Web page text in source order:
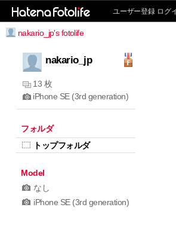
ユーザー登録 ログ
nakario_jp's fotolife
nakario_jp
13 枚
iPhone SE (3rd generation)
フォルダ
トップフォルダ
Model
なし
iPhone SE (3rd generation)